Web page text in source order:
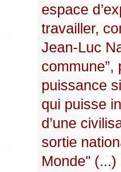
espace
travailler,
Jean-Luc
commune”,
puissance
qui puisse
d’une
sortie
Monde" (...)